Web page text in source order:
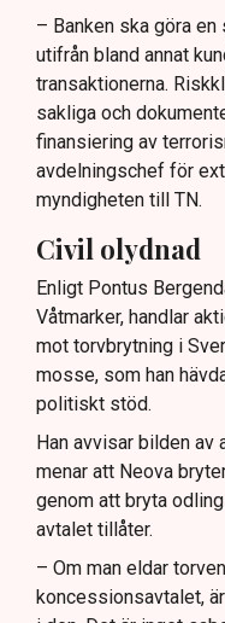
– Banken ska göra
utifrån bland annat
transaktionerna.
sakliga och
finansiering av
avdelningschef för
myndigheten till TN.
Civil olydnad
Enligt Pontus
Våtmarker, handlar
mot torvbrytning i
mosse, som han
politiskt stöd.
Han avvisar bilden
menar att Neova
genom att bryta
avtalet tillåter.
– Om man eldar
koncessionsavtalet,